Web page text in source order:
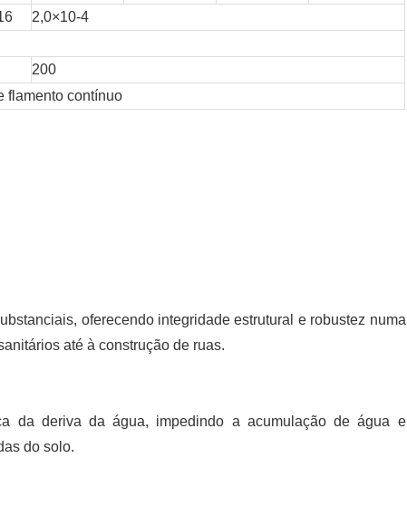
2,0×10-4
200
flamento contínuo
oferecendo integridade estrutural e robustez numa
até à construção de ruas.
da deriva da água, impedindo a acumulação de água e
do solo.